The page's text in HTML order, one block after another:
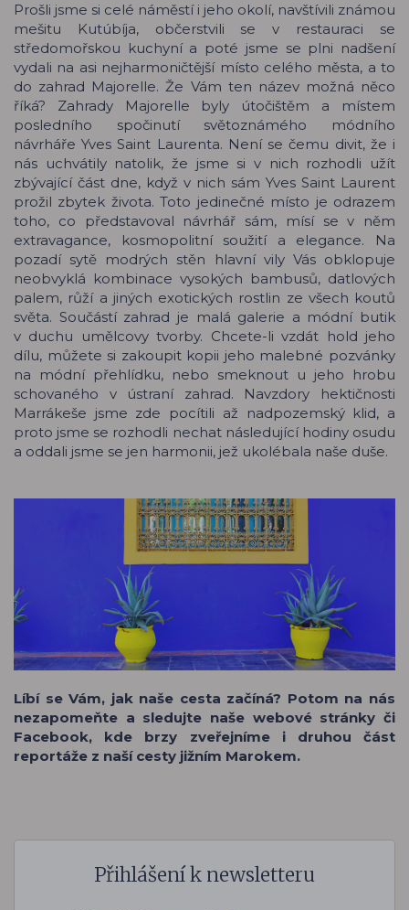
Prošli jsme si celé náměstí i jeho okolí, navštívili známou
mešitu Kutúbíja, občerstvili se v restauraci se
středomořskou kuchyní a poté jsme se plni nadšení
vydali na asi nejharmoničtější místo celého města, a to
do zahrad Majorelle. Že Vám ten název možná něco
říká? Zahrady Majorelle byly útočištěm a místem
posledního spočinutí světoznámého módního
návrháře Yves Saint Laurenta. Není se čemu divit, že i
nás uchvátily natolik, že jsme si v nich rozhodli užít
zbývající část dne, když v nich sám Yves Saint Laurent
prožil zbytek života. Toto jedinečné místo je odrazem
toho, co představoval návrhář sám, mísí se v něm
extravagance, kosmopolitní soužití a elegance. Na
pozadí sytě modrých stěn hlavní vily Vás obklopuje
neobvyklá kombinace vysokých bambusů, datlových
palem, růží a jiných exotických rostlin ze všech koutů
světa. Součástí zahrad je malá galerie a módní butik
v duchu umělcovy tvorby. Chcete-li vzdát hold jeho
dílu, můžete si zakoupit kopii jeho malebné pozvánky
na módní přehlídku, nebo smeknout u jeho hrobu
schovaného v ústraní zahrad. Navzdory hektičnosti
Marrákeše jsme zde pocítili až nadpozemský klid, a
proto jsme se rozhodli nechat následující hodiny osudu
a oddali jsme se jen harmonii, jež ukolébala naše duše.
Líbí se Vám, jak naše cesta začíná? Potom na nás
nezapomeňte a sledujte naše webové stránky či
Facebook, kde brzy zveřejníme i druhou část
reportáže z naší cesty jižním Marokem.
Přihlášení k newsletteru